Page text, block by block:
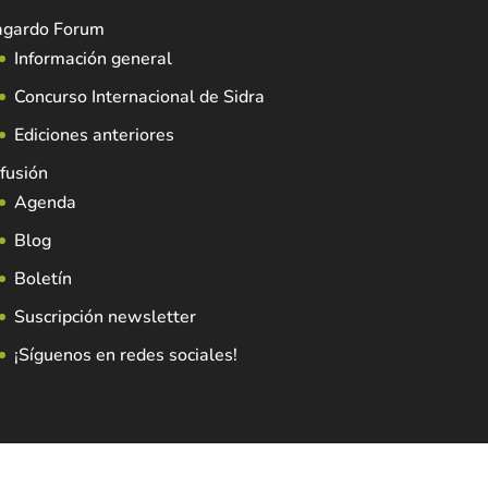
Forum
Información general
Concurso Internacional de Sidra
Ediciones anteriores
Agenda
Blog
Boletín
Suscripción newsletter
¡Síguenos en redes sociales!